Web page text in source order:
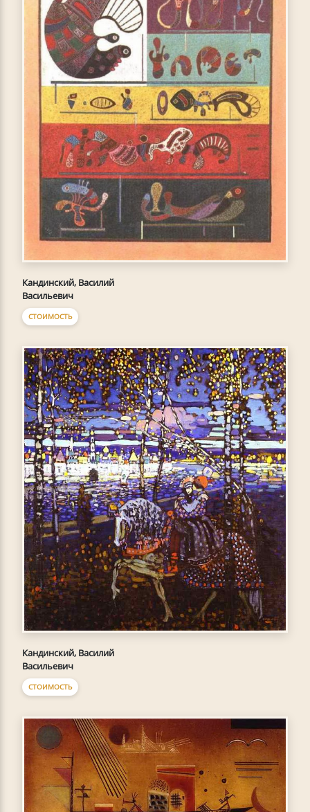
Кандинский, Василий
Васильевич
СТОИМОСТЬ
Кандинский, Василий
Васильевич
СТОИМОСТЬ